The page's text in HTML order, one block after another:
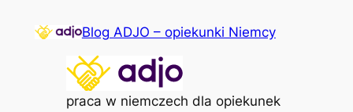
Blog ADJO – opiekunki Niemcy
praca w niemczech dla opiekunek